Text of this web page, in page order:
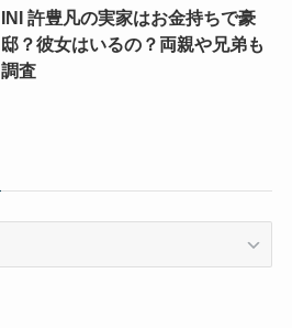
INI 許豊凡の実家はお金持ちで豪
邸？彼女はいるの？両親や兄弟も
調査